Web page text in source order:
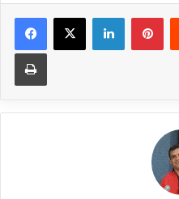
Facebook
X LinkedIn
Imprimir